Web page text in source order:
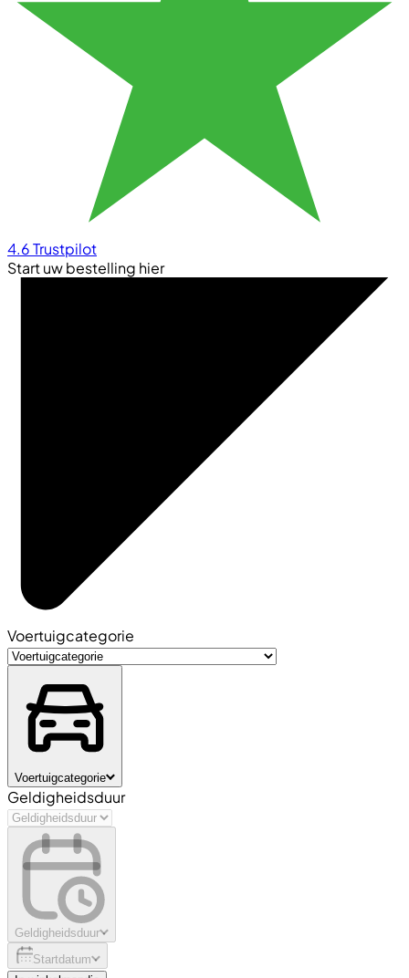
4.6Trustpilot
Start uw bestelling hier
Voertuigcategorie
Voertuigcategorie
Geldigheidsduur
Geldigheidsduur
Startdatum